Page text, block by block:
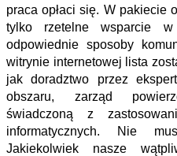
praca opłaci się. W pakiecie
tylko rzetelne wsparcie
odpowiednie sposoby
witrynie internetowej lista
jak doradztwo przez
obszaru, zarząd
świadczoną z
informatycznych. Nie
Jakiekolwiek nasze